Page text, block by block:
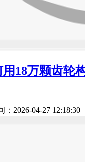
18万颗齿轮
：2026-04-27 12:18:30